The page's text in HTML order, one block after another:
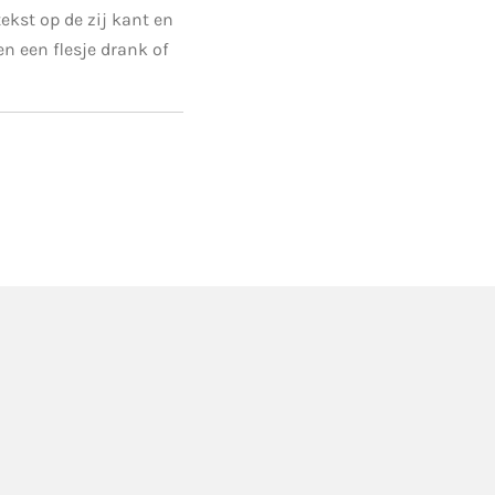
op de zij kant en
een flesje drank of